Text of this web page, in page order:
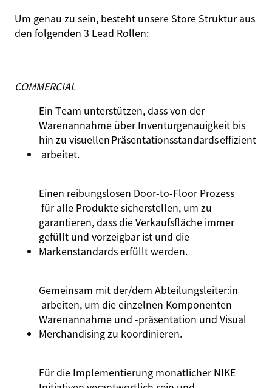
Um genau zu sein, besteht unsere Store Struktur aus
den folgenden 3 Lead Rollen:
COMMERCIAL
Ein Team unterstützen,dassvon der
Warenannahme über Inventurgenauigkeit bis
hin zu visuellenPräsentationsstandardseffizient
arbeitet.
Einen reibungslosen Door-to-FloorProzess
für alle Produktesicherstellen, um zu
garantieren,dassdieVerkaufsfläche immer
gefüllt und vorzeigbar ist und die
Markenstandardserfülltwerden.
Gemeinsam mit der/dem Abteilungsleiter:in
arbeiten, um die einzelnen Komponenten
Warenannahme und -präsentation und Visual
Merchandising zu koordinieren.
Für die Implementierung monatlicherNIKE